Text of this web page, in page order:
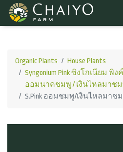
Organic Plants
House Plants
Syngonium Pink ซิงโกเนียม
ออมนาคชมพู / เงินไหลมาชม
S.Pink ออมชมพู/เงินไหลมาชม